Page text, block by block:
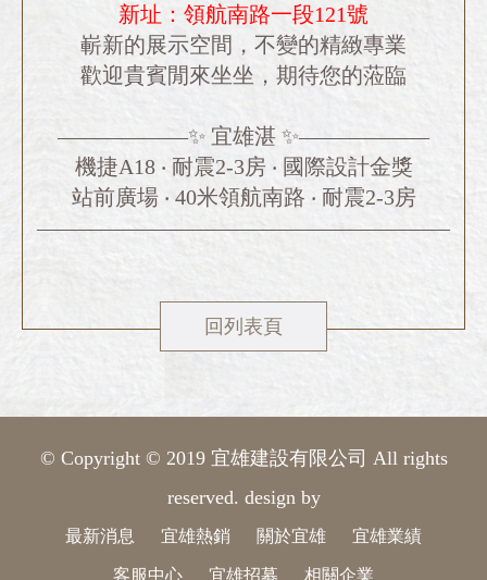
新址：領航南路一段121號
嶄新的展示空間，不變的精緻專業
歡迎貴賓閒來坐坐，期待您的蒞臨
——————✨ 宜雄湛 ✨——————
機捷A18 ‧ 耐震2-3房 ‧ 國際設計金獎
站前廣場 ‧ 40米領航南路 ‧ 耐震2-3房
———————————————————
回列表頁
© Copyright © 2019 宜雄建設有限公司 All rights
reserved. design by
最新消息 宜雄熱銷 關於宜雄 宜雄業績
客服中心 宜雄招募 相關企業